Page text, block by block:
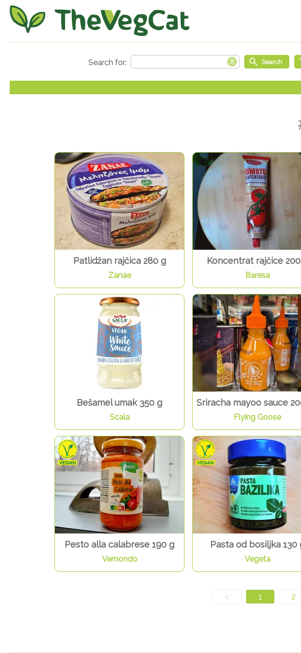
Patlidžan rajčica 280 g
Zanae
Koncentrat rajčice
Baresa
Bešamel umak 350 g
Scala
Sriracha mayoo sauce
Flying Goose
Pesto alla calabrese 190 g
Vemondo
Pasta od bosiljka 130
Vegeta
< 1 2